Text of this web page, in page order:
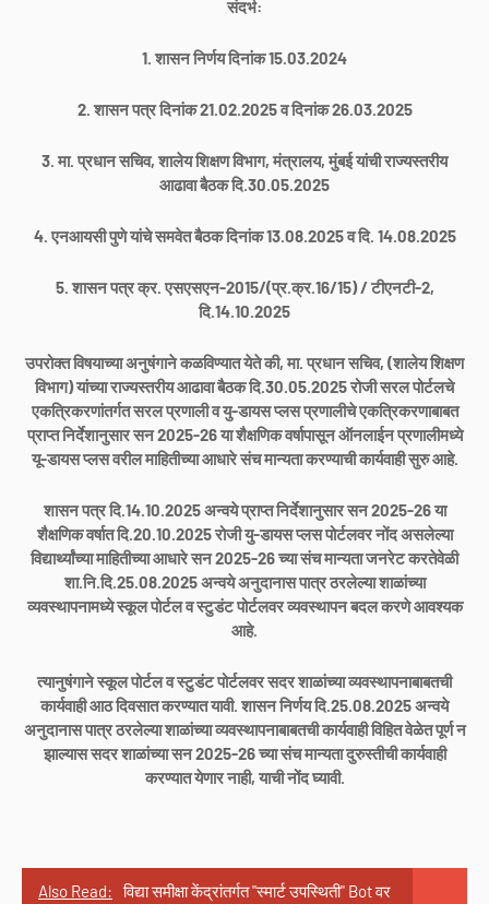
संदर्भ:
1. शासन निर्णय दिनांक 15.03.2024
2. शासन पत्र दिनांक 21.02.2025 व दिनांक 26.03.2025
3. मा. प्रधान सचिव, शालेय शिक्षण विभाग, मंत्रालय, मुंबई यांची राज्यस्तरीय
आढावा बैठक दि.30.05.2025
4. एनआयसी पुणे यांचे समवेत बैठक दिनांक 13.08.2025 व दि. 14.08.2025
5. शासन पत्र क्र. एसएसएन-2015/(प्र.क्र.16/15) / टीएनटी-2,
दि.14.10.2025
उपरोक्त विषयाच्या अनुषंगाने कळविण्यात येते की, मा. प्रधान सचिव, (शालेय शिक्षण
विभाग) यांच्या राज्यस्तरीय आढावा बैठक दि.30.05.2025 रोजी सरल पोर्टलचे
एकत्रिकरणांतर्गत सरल प्रणाली व यु-डायस प्लस प्रणालीचे एकत्रिकरणाबाबत
प्राप्त निर्देशानुसार सन 2025-26 या शैक्षणिक वर्षापासून ऑनलाईन प्रणालीमध्ये
यू-डायस प्लस वरील माहितीच्या आधारे संच मान्यता करण्याची कार्यवाही सुरु आहे.
शासन पत्र दि.14.10.2025 अन्वये प्राप्त निर्देशानुसार सन 2025-26 या
शैक्षणिक वर्षात दि.20.10.2025 रोजी यु-डायस प्लस पोर्टलवर नोंद असलेल्या
विद्यार्थ्यांच्या माहितीच्या आधारे सन 2025-26 च्या संच मान्यता जनरेट करतेवेळी
शा.नि.दि.25.08.2025 अन्वये अनुदानास पात्र ठरलेल्या शाळांच्या
व्यवस्थापनामध्ये स्कूल पोर्टल व स्टुडंट पोर्टलवर व्यवस्थापन बदल करणे आवश्यक
आहे.
त्यानुषंगाने स्कूल पोर्टल व स्टुडंट पोर्टलवर सदर शाळांच्या व्यवस्थापनाबाबतची
कार्यवाही आठ दिवसात करण्यात यावी. शासन निर्णय दि.25.08.2025 अन्वये
अनुदानास पात्र ठरलेल्या शाळांच्या व्यवस्थापनाबाबतची कार्यवाही विहित वेळेत पूर्ण न
झाल्यास सदर शाळांच्या सन 2025-26 च्या संच मान्यता दुरुस्तीची कार्यवाही
करण्यात येणार नाही, याची नोंद घ्यावी.
Also Read:
विद्या समीक्षा केंद्रांतर्गत "स्मार्ट उपस्थिती" Bot वर